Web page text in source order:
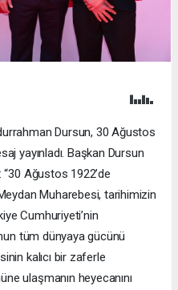
Dursun, 30 Ağustos
yayınladı. Başkan Dursun
Ağustos 1922’de
Muharebesi, tarihimizin
Cumhuriyeti’nin
tüm dünyaya gücünü
kalıcı bir zaferle
ulaşmanın heyecanını